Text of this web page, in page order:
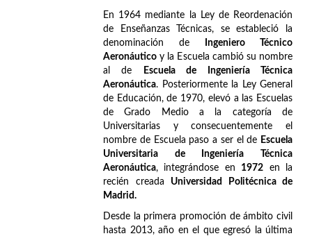
En 1964 mediante la Ley de Reordenación
de Enseñanzas Técnicas, se estableció la
denominación de
Ingeniero Técnico
Aeronáutico y la Escuela cambió su nombre
al de
Escuela de Ingeniería Técnica
Aeronáutica. Posteriormente la Ley General
de Educación, de 1970, elevó a las Escuelas
de Grado Medio a la categoría de
Universitarias y consecuentemente el
nombre de Escuela paso a ser el de Escuela
Universitaria de Ingeniería Técnica
Aeronáutica, integrándose en 1972 en la
recién creada Universidad Politécnica de
Madrid.
Desde la primera promoción de ámbito civil
hasta 2013, año en el que egresó la última